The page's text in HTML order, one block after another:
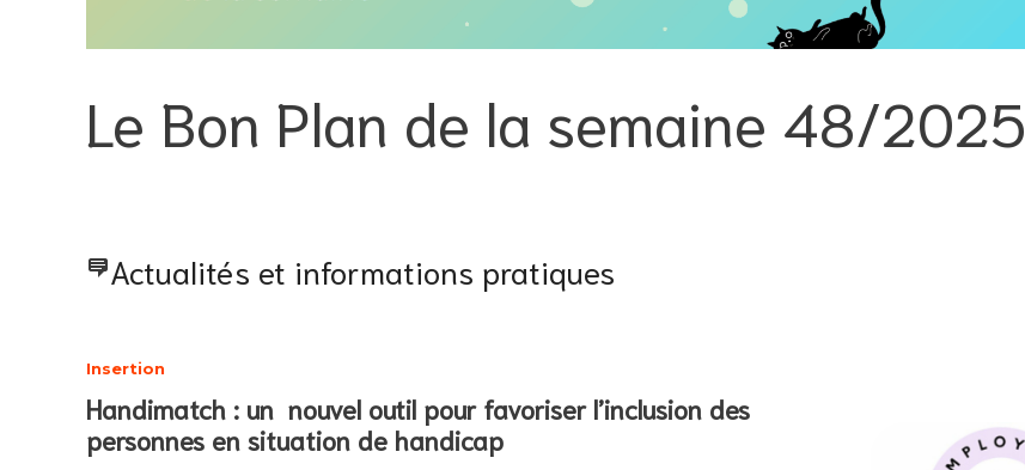
Le Bon Plan de la semaine 48/2025
Actualités et informations pratiques
Insertion
Handimatch : un nouvel outil pour favoriser l’inclusion des
personnes en situation de handicap